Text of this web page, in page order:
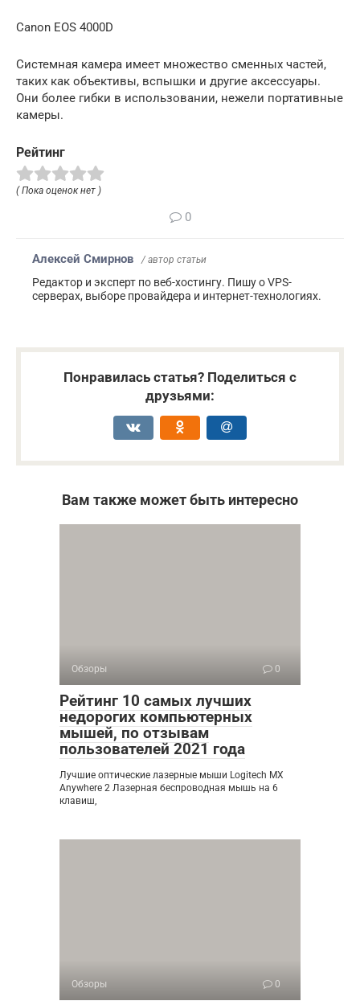
Canon EOS 4000D
Системная камера имеет множество сменных частей,
таких как объективы, вспышки и другие аксессуары.
Они более гибки в использовании, нежели портативные
камеры.
Рейтинг
( Пока оценок нет )
0
Алексей Смирнов / автор статьи
Редактор и эксперт по веб-хостингу. Пишу о VPS-
серверах, выборе провайдера и интернет-технологиях.
Понравилась статья? Поделиться с
друзьями:
Вам также может быть интересно
Обзоры 0
Рейтинг 10 самых лучших
недорогих компьютерных
мышей, по отзывам
пользователей 2021 года
Лучшие оптические лазерные мыши Logitech MX
Anywhere 2 Лазерная беспроводная мышь на 6
клавиш,
Обзоры 0